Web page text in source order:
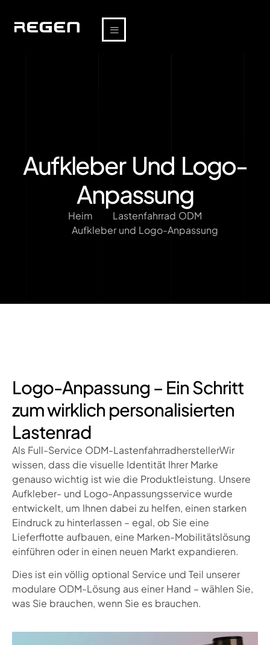
Aufkleber Und Logo-
Anpassung
Heim
Lastenfahrrad ODM
Aufkleber und Logo-Anpassung
Logo-Anpassung – Ein Schritt
zum wirklich personalisierten
Lastenrad
Als Full-Service ODM-LastenfahrradherstellerWir
wissen, dass die visuelle Identität Ihrer Marke
genauso wichtig ist wie die Produktleistung. Unsere
Aufkleber- und Logo-Anpassungsservice wurde
entwickelt, um Ihnen dabei zu helfen, einen starken
Eindruck zu hinterlassen – egal, ob Sie eine
Lieferflotte aufbauen, eine Marken-Mobilitätslösung
einführen oder in einen neuen Markt expandieren.
Dies ist ein völlig optional Service und Teil unserer
modulare ODM-Lösung aus einer Hand – wählen Sie,
was Sie brauchen, wenn Sie es brauchen.